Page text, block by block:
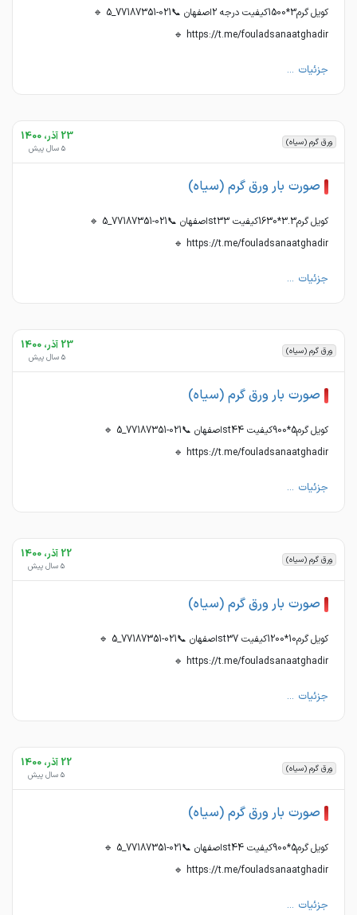
کویل گرم3*1500کیفیت درجه 2اصفهان 📞021-77187351_5 🔹
https://t.me/fouladsanaatghadir 🔹
جزئیات ...
ورق گرم (سیاه) 23 آذر، 1400
5 سال پیش
صورت بار ورق گرم (سیاه)
کویل گرم3.3*1630کیفیت st33اصفهان 📞021-77187351_5 🔹
https://t.me/fouladsanaatghadir 🔹
جزئیات ...
ورق گرم (سیاه) 23 آذر، 1400
5 سال پیش
صورت بار ورق گرم (سیاه)
کویل گرم5*900کیفیت st44اصفهان 📞021-77187351_5 🔹
https://t.me/fouladsanaatghadir 🔹
جزئیات ...
ورق گرم (سیاه) 22 آذر، 1400
5 سال پیش
صورت بار ورق گرم (سیاه)
کویل گرم10*1200کیفیت st37اصفهان 📞021-77187351_5 🔹
https://t.me/fouladsanaatghadir 🔹
جزئیات ...
ورق گرم (سیاه) 22 آذر، 1400
5 سال پیش
صورت بار ورق گرم (سیاه)
کویل گرم5*900کیفیت st44اصفهان 📞021-77187351_5 🔹
https://t.me/fouladsanaatghadir 🔹
جزئیات ...